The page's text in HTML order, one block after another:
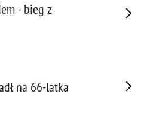
- bieg z
na 66-latka